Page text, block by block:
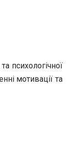
психологічної
мотивації та